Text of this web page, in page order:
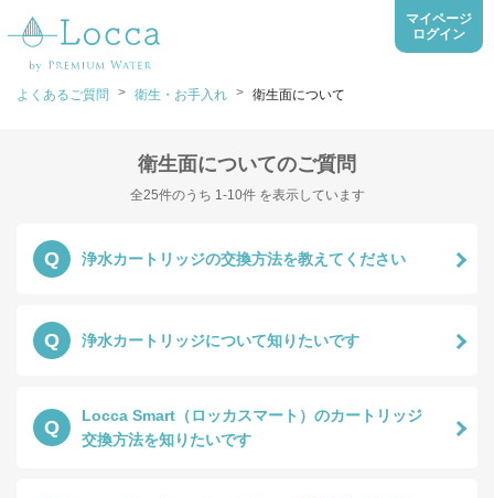
マイページ
ログイン
よくあるご質問 > 衛生・お手入れ > 衛生面について
衛生面についてのご質問
全25件のうち 1-10件 を表示しています
Q 浄水カートリッジの交換方法を教えてください
Q 浄水カートリッジについて知りたいです
Q
Locca Smart（ロッカスマート）のカートリッジ
交換方法を知りたいです